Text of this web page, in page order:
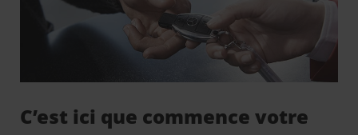
C’est ici que commence votre